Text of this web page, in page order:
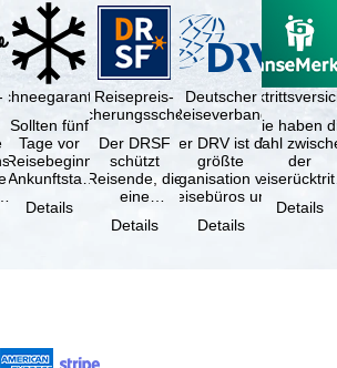
Sollten fünf
Tage vor
Reisebeginn
(Ankunftstag)
Schneemangel
Details
Reisepreis-
Sicherungsschein
Der DRSF
schützt
Reisende, die
eine
oder
Details
Deutscher
Reiseverband
Der DRV ist die
größte
Organisation von
Reisebüros und
Reiseveranstaltern
in …
Details
Sie haben
Wahl
der
(inklusive
Details